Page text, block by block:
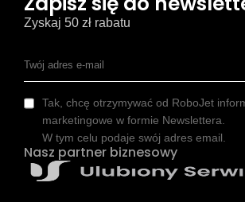
Zyskaj 50 zł rabatu
Tak, chcę otrzymywać od RoboJet
marketingowe w formie Newslettera.
W tym celu podaje swój adres email.
Nasz partner biznesowy